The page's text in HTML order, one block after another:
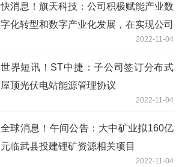
快消息！旗天科技：公司积极赋能产业数
字化转型和数字产业化发展，在实现公司
战略目标的同时，促进城市数字经济高质
量发展
2022-11-04
世界短讯！ST中捷：子公司签订分布式
屋顶光伏电站能源管理协议
2022-11-04
全球消息！午间公告：大中矿业拟160亿
元临武县投建锂矿资源相关项目
2022-11-04